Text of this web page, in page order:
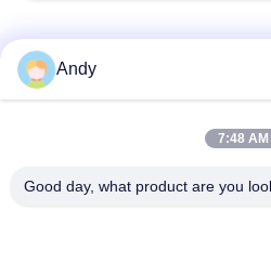
5/F, gebouw B, KeShangMei
Andy
7:48 AM
Good day, what product are you